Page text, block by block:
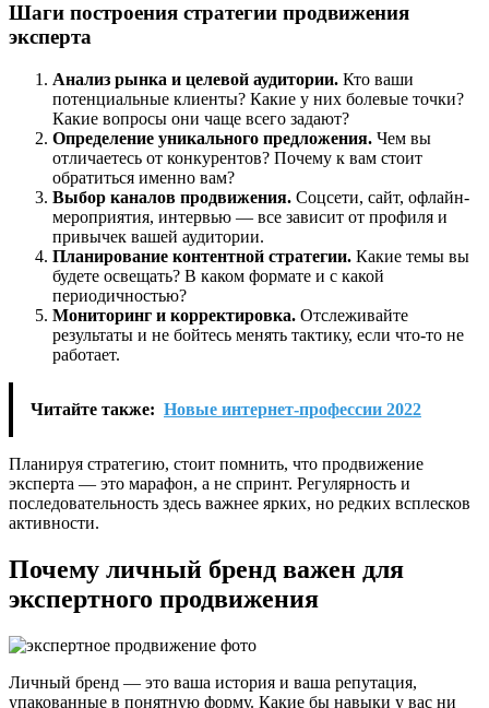
Шаги построения стратегии продвижения
эксперта
Анализ рынка и целевой аудитории. Кто ваши
потенциальные клиенты? Какие у них болевые точки?
Какие вопросы они чаще всего задают?
Определение уникального предложения. Чем вы
отличаетесь от конкурентов? Почему к вам стоит
обратиться именно вам?
Выбор каналов продвижения. Соцсети, сайт, офлайн-
мероприятия, интервью — все зависит от профиля и
привычек вашей аудитории.
Планирование контентной стратегии. Какие темы вы
будете освещать? В каком формате и с какой
периодичностью?
Мониторинг и корректировка. Отслеживайте
результаты и не бойтесь менять тактику, если что-то не
работает.
Читайте также: Новые интернет-профессии 2022
Планируя стратегию, стоит помнить, что продвижение
эксперта — это марафон, а не спринт. Регулярность и
последовательность здесь важнее ярких, но редких всплесков
активности.
Почему личный бренд важен для
экспертного продвижения
Личный бренд — это ваша история и ваша репутация,
упакованные в понятную форму. Какие бы навыки у вас ни